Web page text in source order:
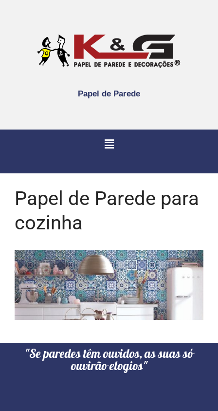
Papel de Parede
Papel de Parede para
cozinha
"Se paredes têm ouvidos, as suas só
ouvirão elogios"